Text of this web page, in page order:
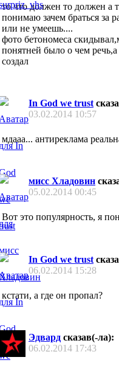
то что должен то должен а
понимаю зачем браться за
или не умеешь....
фото бетономеса
понятней было о чем
создал
In God we trust
03.02.2014 10:57
мдааа... антиреклама
мисс Хладовин
05.02.2014 00:45
Вот это популярность, я
In God we trust
06.02.2014 15:28
кстати, а где он пропал?
Эдвард сказав(-ла):
06.02.2014 17:43